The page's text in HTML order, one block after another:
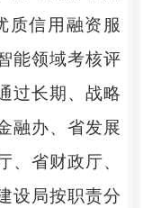
质信用融资服
能领域考核评
过长期、战略
融办、省发展
、省财政厅、
设局按职责分